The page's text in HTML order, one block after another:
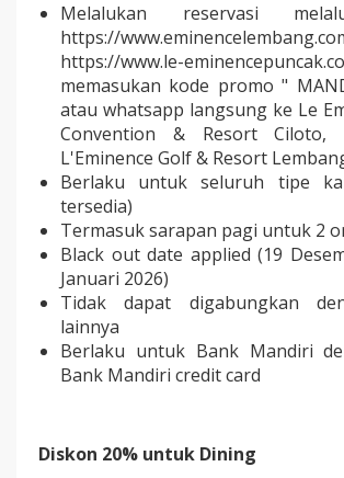
Melalukan reservasi
https://
https://www.le-
memasukan kode promo "
atau whatsapp langsung ke Le
Convention & Resort Ciloto,
L'Eminence Golf & Resort
Berlaku untuk seluruh tipe
tersedia)
Termasuk sarapan pagi untuk 2
Black out date applied (19
Januari 2026)
Tidak dapat digabungkan
lainnya
Berlaku untuk Bank Mandiri
Bank Mandiri credit card
Diskon 20% untuk Dining